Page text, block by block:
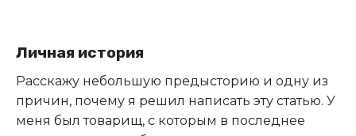
Личная история
Расскажу небольшую предысторию и одну из
причин, почему я решил написать эту статью. У
меня был товарищ, с которым в последнее